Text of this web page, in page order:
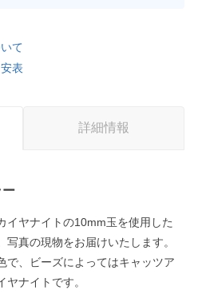
て
表
詳細情報
ー
イヤナイトの10mm玉を使用した
真の現物をお届けいたします。
で、ビーズによってはキャッツア
ナイトです。